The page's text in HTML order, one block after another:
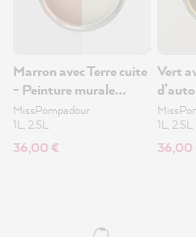
Marron avec Terre cuite
- Peinture murale
ultra-mate 1L
MissPompadour
1L, 2.5L
36,00 €
Vert
1L, 2.5L
36,00